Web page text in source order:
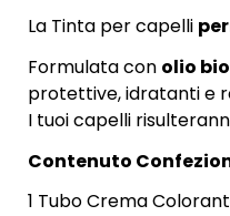
La Tinta per capelli
Formulata con olio
protettive, idratanti e
I tuoi capelli
Contenuto
1 Tubo Crema